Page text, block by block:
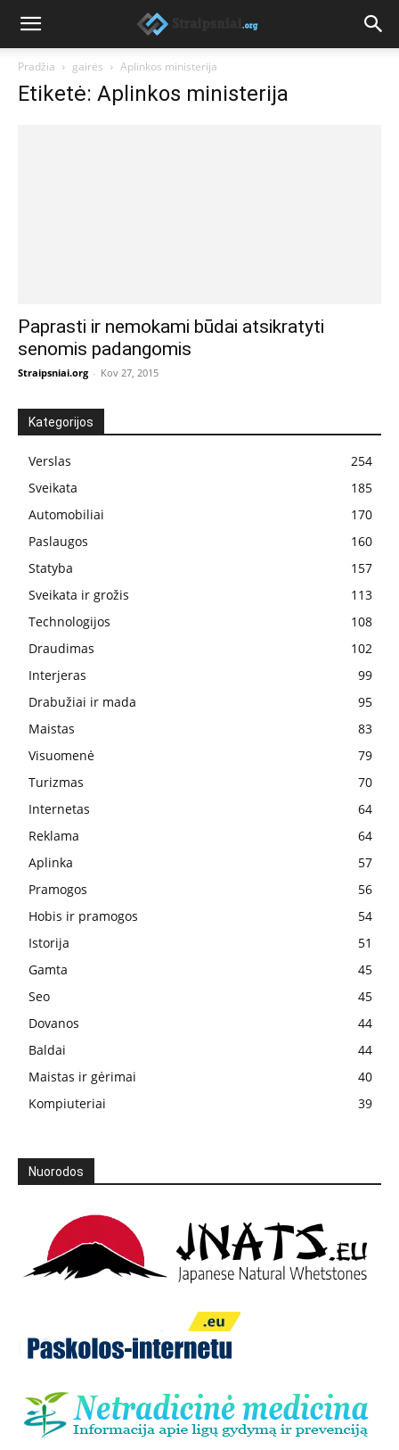
Pradžia gairės Aplinkos ministerija
Etiketė: Aplinkos ministerija
Paprasti ir nemokami būdai atsikratyti
senomis padangomis
Straipsniai.org - Kov 27, 2015
Kategorijos
Verslas
254
Sveikata
185
Automobiliai
170
Paslaugos
160
Statyba
157
Sveikata ir grožis
113
Technologijos
108
Draudimas
102
Interjeras
99
Drabužiai ir mada
95
Maistas
83
Visuomenė
79
Turizmas
70
Internetas
64
Reklama
64
Aplinka
57
Pramogos
56
Hobis ir pramogos
54
Istorija
51
Gamta
45
Seo
45
Dovanos
44
Baldai
44
Maistas ir gėrimai
40
Kompiuteriai
39
Nuorodos